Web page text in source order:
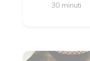
30 minuti